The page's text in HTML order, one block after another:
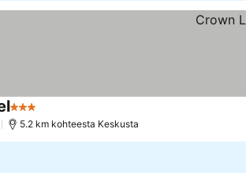
3 Tähtiluokitus
5.2 km kohteesta Keskusta